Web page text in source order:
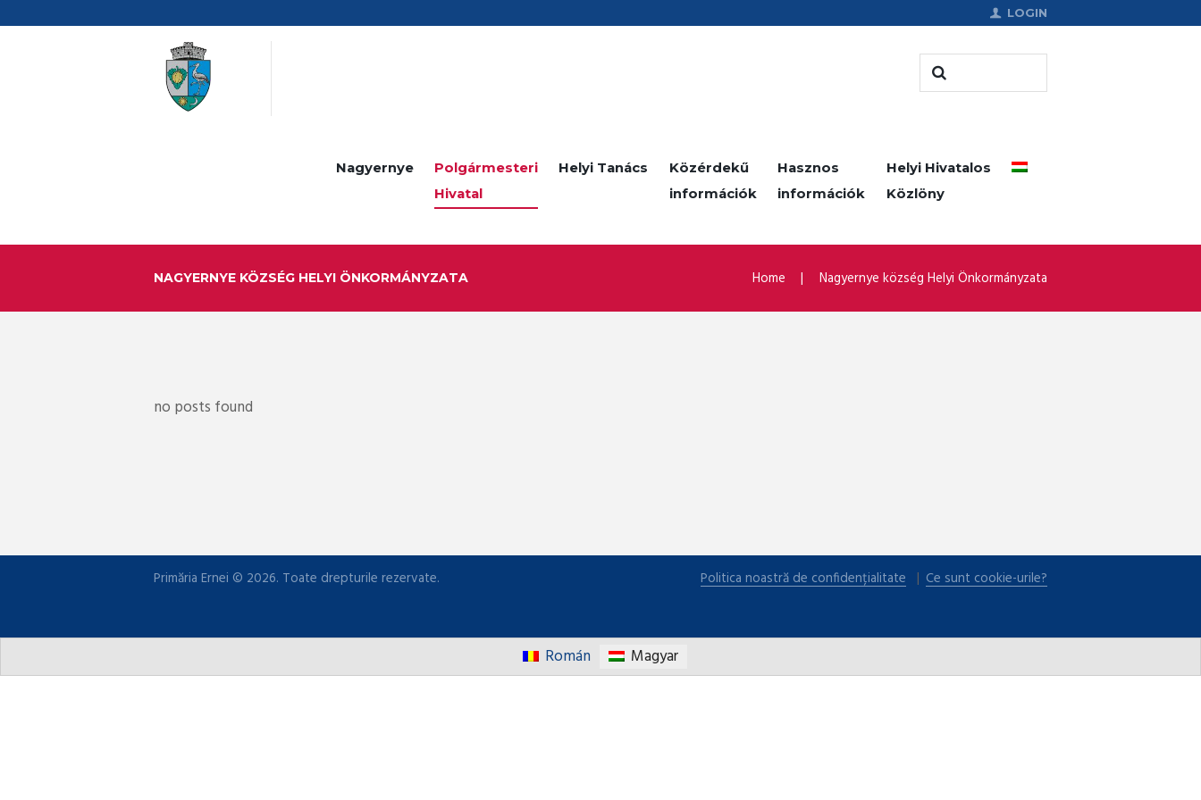
LOGIN
Nagyernye
Polgármesteri
Hivatal
Helyi Tanács
Közérdekű
információk
Hasznos
információk
Helyi Hivatalos
Közlöny
NAGYERNYE KÖZSÉG HELYI ÖNKORMÁNYZATA Home Nagyernye község Helyi Önkormányzata
no posts found
Politica noastră de confidențialitate Ce sunt cookie-urile?
Primăria Ernei © 2026. Toate drepturile rezervate.
Román Magyar